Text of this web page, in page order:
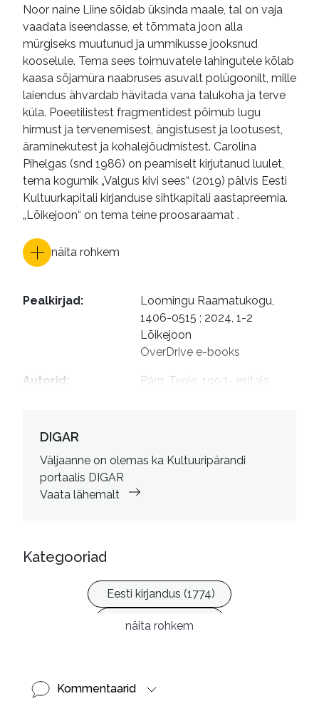
Noor naine Liine sõidab üksinda maale, tal on vaja
vaadata iseendasse, et tõmmata joon alla
mürgiseks muutunud ja ummikusse jooksnud
kooselule. Tema sees toimuvatele lahingutele kõlab
kaasa sõjamüra naabruses asuvalt polügoonilt, mille
laiendus ähvardab hävitada vana talukoha ja terve
küla. Poeetilistest fragmentidest põimub lugu
hirmust ja tervenemisest, ängistusest ja lootusest,
äraminekutest ja kohalejõudmistest. Carolina
Pihelgas (snd 1986) on peamiselt kirjutanud luulet,
tema kogumik „Valgus kivi sees“ (2019) pälvis Eesti
Kultuurkapitali kirjanduse sihtkapitali aastapreemia.
„Lõikejoon“ on tema teine proosaraamat .
näita rohkem
Pealkirjad:
Loomingu Raamatukogu,
1406-0515 ; 2024, 1-2
Lõikejoon
OverDrive e-books
Autorid: Pärn, Teele, 1993- esitaja
DIGAR
Väljaanne on olemas ka Kultuuripärandi
portaalis DIGAR
Vaata lähemalt
Kategooriad
Eesti kirjandus (1774)
Ilukirjandus (4256)
näita rohkem
Kommentaarid